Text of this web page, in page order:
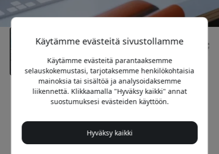
Suositeltava hinta
189.99 EUR
Osta nyt
Käytämme evästeitä sivustollamme
Käytämme evästeitä parantaaksemme
selauskokemustasi, tarjotaksemme henkilökohtaisia
mainoksia tai sisältöä ja analysoidaksemme
liikennettä. Klikkaamalla "Hyväksy kaikki" annat
suostumuksesi evästeiden käyttöön.
Hyväksy kaikki